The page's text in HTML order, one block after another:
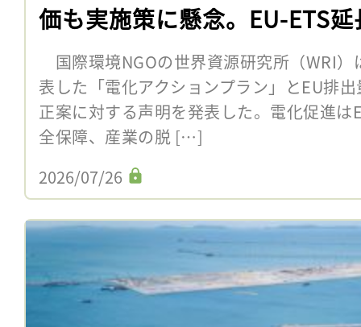
価も実施策に懸念。EU-ETS
国際環境NGOの世界資源研究所（WRI
表した「電化アクションプラン」とEU排
正案に対する声明を発表した。電化促進
全保障、産業の脱 […]
2026/07/26